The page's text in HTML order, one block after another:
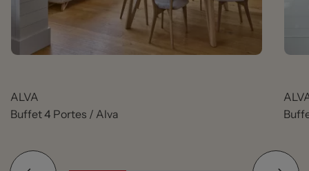
ALVA
Buffet 4 Portes / Alva